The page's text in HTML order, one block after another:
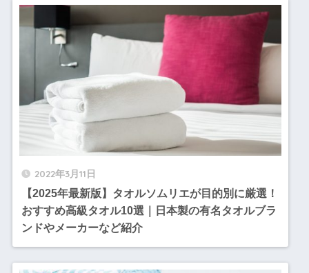
2022年3月11日
【2025年最新版】タオルソムリエが目的別に厳選！
おすすめ高級タオル10選｜日本製の有名タオルブラ
ンドやメーカーなど紹介